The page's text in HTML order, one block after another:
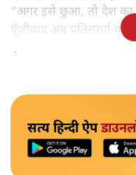
“अगर इसे छुआ, तो देश का
पूँजीवाद अब प्रतिस्पर्धा
एक ऐसा केंद्रीकरण जो
सत्य हिन्दी ऐप